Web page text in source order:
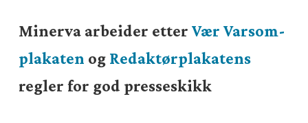
Minerva arbeider etterVær Varsom-
plakaten og Redaktørplakatens
regler for god presseskikk